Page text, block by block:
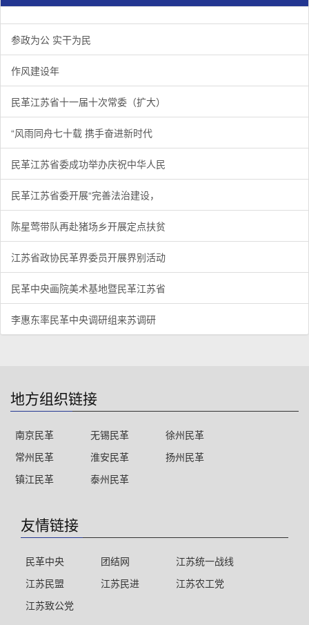
参政为公 实干为民
作风建设年
民革江苏省十一届十次常委（扩大）
“风雨同舟七十载 携手奋进新时代
民革江苏省委成功举办庆祝中华人民
民革江苏省委开展“完善法治建设，
陈星莺带队再赴猪场乡开展定点扶贫
江苏省政协民革界委员开展界别活动
民革中央画院美术基地暨民革江苏省
李惠东率民革中央调研组来苏调研
地方组织链接
南京民革 无锡民革
徐州民革
常州民革
淮安民革
扬州民革
镇江民革
泰州民革
友情链接
民革中央 团结网
江苏统一战线
江苏民盟
江苏民进
江苏农工党
江苏致公党